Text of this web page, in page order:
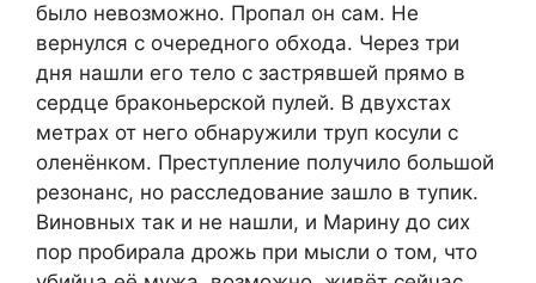
было невозможно. Пропал он сам. Не
вернулся с очередного обхода. Через три
дня нашли его тело с застрявшей прямо в
сердце браконьерской пулей. В двухстах
метрах от него обнаружили труп косули с
оленёнком. Преступление получило большой
резонанс, но расследование зашло в тупик.
Виновных так и не нашли, и Марину до сих
пор пробирала дрожь при мысли о том, что